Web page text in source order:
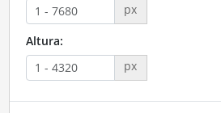
px
Altura:
px